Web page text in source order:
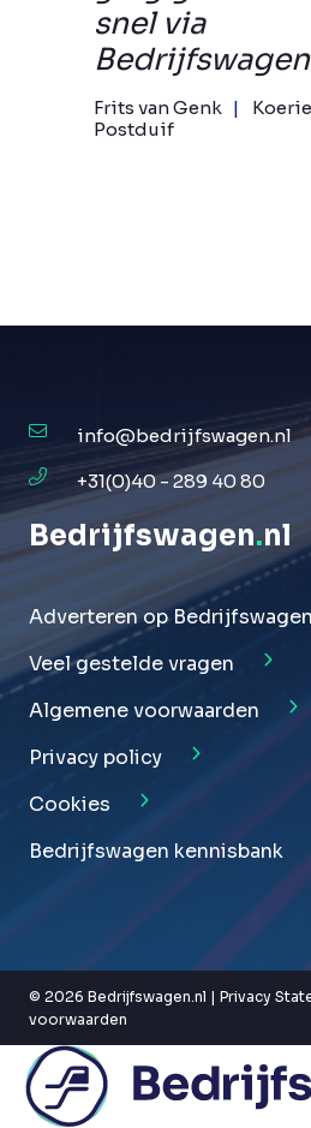
snel via
Frits van Genk
Postduif
info@bedrijfswagen.nl
+31(0)40 - 289 40 80
Bedrijfswagen.nl
Adverteren op
Veel gestelde vragen
Algemene voorwaarden
Privacy policy
Cookies
Bedrijfswagen kennisbank
© 2026 Bedrijfswagen.nl | Privacy
voorwaarden